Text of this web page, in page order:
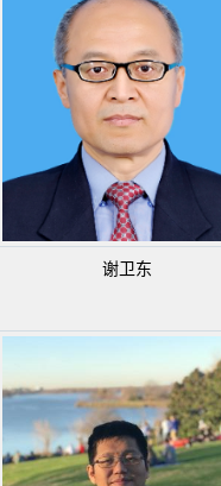
谢卫东